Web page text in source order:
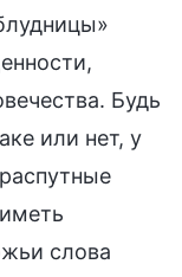
Будь
или нет, у
слова